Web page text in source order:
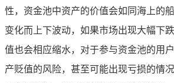
性，资金池中资产的价值会如同海上的
变化而上下波动，如果市场出现大幅下
值也会相应缩水，对于参与资金池的用
产贬值的风险，甚至可能出现亏损的情